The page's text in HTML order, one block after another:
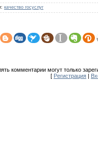
: качество госуслуг
комментарии могут только
[ Регистрация |